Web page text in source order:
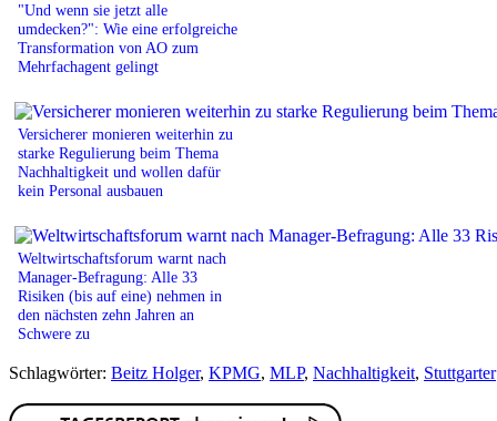
"Und wenn sie jetzt alle
umdecken?": Wie eine erfolgreiche
Transformation von AO zum
Mehrfachagent gelingt
Versicherer monieren weiterhin zu
starke Regulierung beim Thema
Nachhaltigkeit und wollen dafür
kein Personal ausbauen
Weltwirtschaftsforum warnt nach
Manager-Befragung: Alle 33
Risiken (bis auf eine) nehmen in
den nächsten zehn Jahren an
Schwere zu
Schlagwörter: Beitz Holger, KPMG, MLP, Nachhaltigkeit, Stuttgarter